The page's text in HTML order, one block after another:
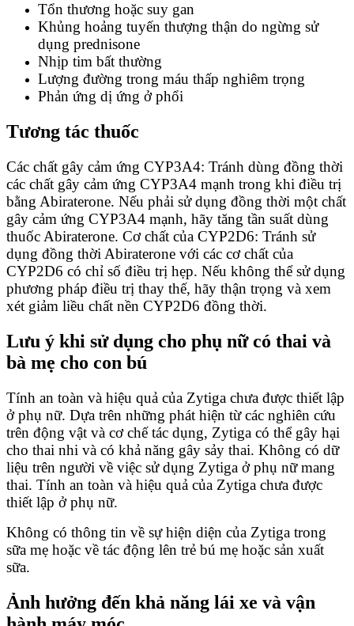
Tổn thương hoặc suy gan
Khủng hoảng tuyến thượng thận do ngừng sử
dụng prednisone
Nhịp tim bất thường
Lượng đường trong máu thấp nghiêm trọng
Phản ứng dị ứng ở phổi
Tương tác thuốc
Các chất gây cảm ứng CYP3A4: Tránh dùng đồng thời
các chất gây cảm ứng CYP3A4 mạnh trong khi điều trị
bằng Abiraterone. Nếu phải sử dụng đồng thời một chất
gây cảm ứng CYP3A4 mạnh, hãy tăng tần suất dùng
thuốc Abiraterone. Cơ chất của CYP2D6: Tránh sử
dụng đồng thời Abiraterone với các cơ chất của
CYP2D6 có chỉ số điều trị hẹp. Nếu không thể sử dụng
phương pháp điều trị thay thế, hãy thận trọng và xem
xét giảm liều chất nền CYP2D6 đồng thời.
Lưu ý khi sử dụng cho phụ nữ có thai và
bà mẹ cho con bú
Tính an toàn và hiệu quả của Zytiga chưa được thiết lập
ở phụ nữ. Dựa trên những phát hiện từ các nghiên cứu
trên động vật và cơ chế tác dụng, Zytiga có thể gây hại
cho thai nhi và có khả năng gây sảy thai. Không có dữ
liệu trên người về việc sử dụng Zytiga ở phụ nữ mang
thai. Tính an toàn và hiệu quả của Zytiga chưa được
thiết lập ở phụ nữ.
Không có thông tin về sự hiện diện của Zytiga trong
sữa mẹ hoặc về tác động lên trẻ bú mẹ hoặc sản xuất
sữa.
Ảnh hưởng đến khả năng lái xe và vận